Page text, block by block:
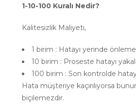
1-10-100 Kuralı Nedir?
Kalitesizlik Maliyeti,
1 birim : Hatayı yerinde
10 birim : Proseste hatayı
100 birim : Son kontrolde
Hata müşteriye kaçırılıyorsa
biçilemezdir.